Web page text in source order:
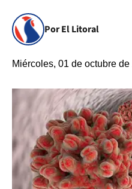
Por El Litoral
Miércoles, 01 de octubre